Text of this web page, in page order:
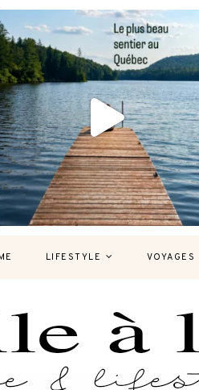
si je te disais qu’il existe un sentier où
127 37
LIFESTYLE VOYAGES